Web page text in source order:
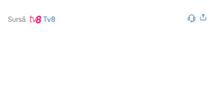
Sursă Tv8